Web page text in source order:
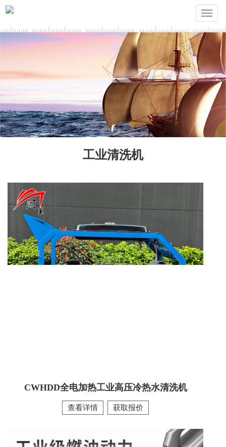
Toggle
工业清洗机
CWHDD全电加热工业高压冷热水
清洗机
全电加热工业高压冷热水清洗机，通电即可运行，兼具冷水
冲洗、高温热水清洗双重模式。依靠电加热产生高温热水，
快速溶解各类机油、黄油、重油污、油泥、顽固污渍，压力
输出稳定。无需燃油，无废气排放，室内车间、厂房、汽修
厂区均可安全使用。适合工厂设备除油、车间地面清洁、汽
修厂重污清洗、仓库保洁等场景，运行噪音低
查看详情
CWHDD全电加热工业高压冷热水清洗机
查看详情 获取报价